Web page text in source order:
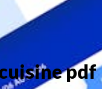
pdf